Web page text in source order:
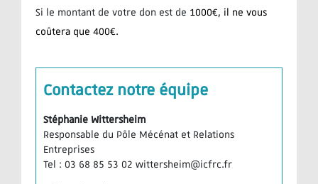
Si le montant de votre don est de 1000€, il ne vous
coûtera que 400€.
Contactez notre équipe
Stéphanie Wittersheim
Responsable du Pôle Mécénat et Relations
Entreprises
Tel : 03 68 85 53 02 wittersheim@icfrc.fr